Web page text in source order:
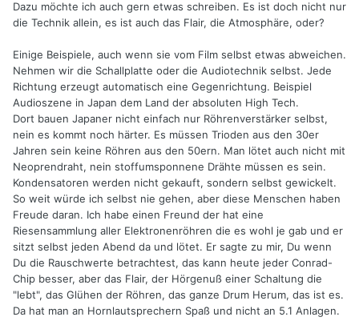
Dazu möchte ich auch gern etwas schreiben. Es ist doch nicht nur
die Technik allein, es ist auch das Flair, die Atmosphäre, oder?
Einige Beispiele, auch wenn sie vom Film selbst etwas abweichen.
Nehmen wir die Schallplatte oder die Audiotechnik selbst. Jede
Richtung erzeugt automatisch eine Gegenrichtung. Beispiel
Audioszene in Japan dem Land der absoluten High Tech.
Dort bauen Japaner nicht einfach nur Röhrenverstärker selbst,
nein es kommt noch härter. Es müssen Trioden aus den 30er
Jahren sein keine Röhren aus den 50ern. Man lötet auch nicht mit
Neoprendraht, nein stoffumsponnene Drähte müssen es sein.
Kondensatoren werden nicht gekauft, sondern selbst gewickelt.
So weit würde ich selbst nie gehen, aber diese Menschen haben
Freude daran. Ich habe einen Freund der hat eine
Riesensammlung aller Elektronenröhren die es wohl je gab und er
sitzt selbst jeden Abend da und lötet. Er sagte zu mir, Du wenn
Du die Rauschwerte betrachtest, das kann heute jeder Conrad-
Chip besser, aber das Flair, der Hörgenuß einer Schaltung die
"lebt", das Glühen der Röhren, das ganze Drum Herum, das ist es.
Da hat man an Hornlautsprechern Spaß und nicht an 5.1 Anlagen.